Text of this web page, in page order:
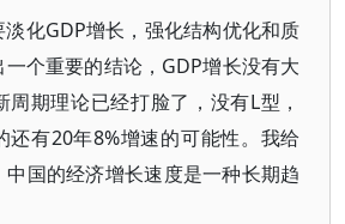
化GDP增长，强化结构优化和质
个重要的结论，GDP增长没有大
周期理论已经打脸了，没有L型，
还有20年8%增速的可能性。我给
国的经济增长速度是一种长期趋